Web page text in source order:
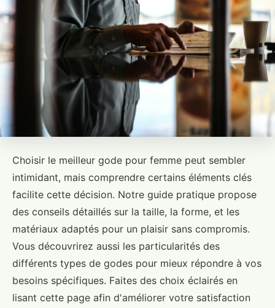
Choisir le meilleur gode pour femme peut sembler
intimidant, mais comprendre certains éléments clés
facilite cette décision. Notre guide pratique propose
des conseils détaillés sur la taille, la forme, et les
matériaux adaptés pour un plaisir sans compromis.
Vous découvrirez aussi les particularités des
différents types de godes pour mieux répondre à vos
besoins spécifiques. Faites des choix éclairés en
lisant cette page afin d'améliorer votre satisfaction